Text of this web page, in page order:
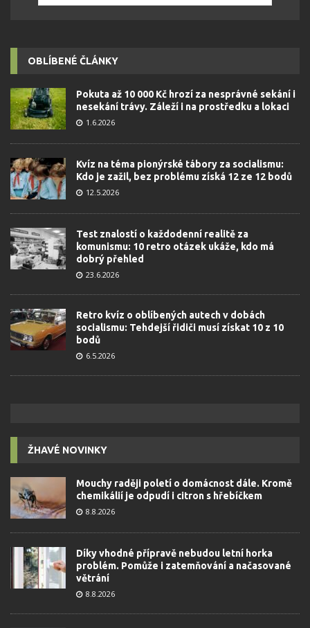
OBLÍBENÉ ČLÁNKY
Pokuta až 10 000 Kč hrozí za nesprávné sekání i
nesekání trávy. Záleží i na prostředku a lokaci
1.6.2026
Kvíz na téma pionýrské tábory za socialismu:
Kdo je zažil, bez problému získá 12 ze 12 bodů
12.5.2026
Test znalostí o každodenní realitě za
komunismu: 10 retro otázek ukáže, kdo má
dobrý přehled
23.6.2026
Retro kvíz o oblíbených autech v dobách
socialismu: Tehdejší řidiči musí získat 10 z 10
bodů
6.5.2026
ŽHAVÉ NOVINKY
Mouchy raději poletí o domácnost dále. Kromě
chemikálií je odpudí i citron s hřebíčkem
8.8.2026
Díky vhodné přípravě nebudou letní horka
problém. Pomůže i zatemňování a načasované
větrání
8.8.2026